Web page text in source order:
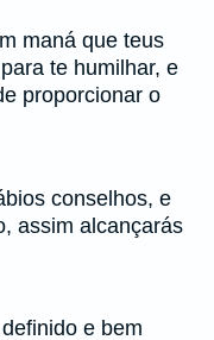
maná que teus
te humilhar, e
proporcionar o
conselhos, e
assim alcançarás
e bem